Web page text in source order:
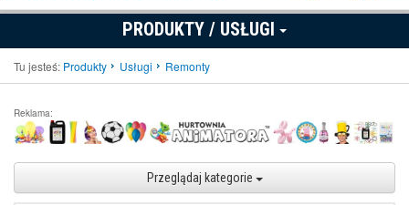
PRODUKTY / USŁUGI
Tu jesteś: Produkty Usługi Remonty
Reklama:
Przeglądaj kategorie